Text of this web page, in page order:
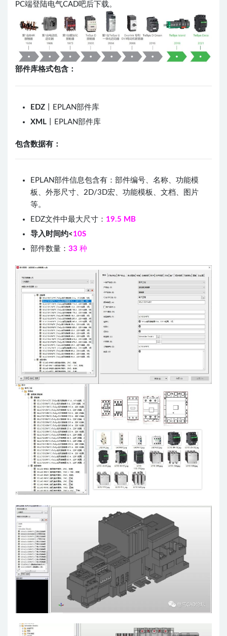
PC端登陆电气CAD吧后下载。
部件库格式包含：
EDZ 丨EPLAN部件库
XML 丨EPLAN部件库
包含数据有：
EPLAN部件信息包含有：部件编号、名称、功能模
板、外形尺寸、2D/3D宏、功能模板、文档、图片
等。
EDZ文件中最大尺寸： 19.5 MB
导入时间约< 10S
部件数量： 33 种